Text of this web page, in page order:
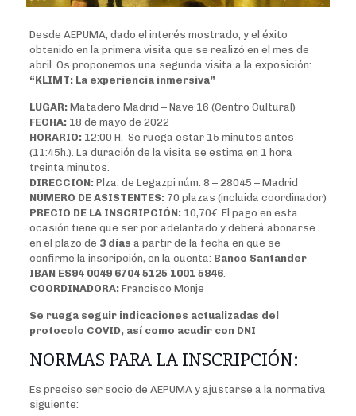
Desde AEPUMA, dado el interés mostrado, y el éxito
obtenido en la primera visita que se realizó en el mes de
abril. Os proponemos una segunda visita a la exposición:
“KLIMT: La experiencia inmersiva”
LUGAR:Matadero Madrid – Nave 16 (Centro Cultural)
FECHA:18 de mayo de 2022
HORARIO: 12:00 H. Se ruega estar 15 minutos antes
(11:45h.). La duración de la visita se estima en 1 hora
treinta minutos.
DIRECCION:Plza. de Legazpi núm. 8 – 28045 – Madrid
NÚMERO DE ASISTENTES:70 plazas (incluida coordinador)
PRECIO DE LA INSCRIPCIÓN:10,70€. El pago en esta
ocasión tiene que ser por adelantado y deberá abonarse
en el plazo de 3 días a partir de la fecha en que se
confirme la inscripción, en la cuenta: Banco Santander
IBAN ES94 0049 6704 5125 1001 5846.
COORDINADORA: Francisco Monje
Se ruega seguir indicaciones actualizadas del
protocolo COVID, así como acudir con DNI
NORMAS PARA LA INSCRIPCIÓN:
Es preciso ser socio de AEPUMA y ajustarse a la normativa
siguiente: